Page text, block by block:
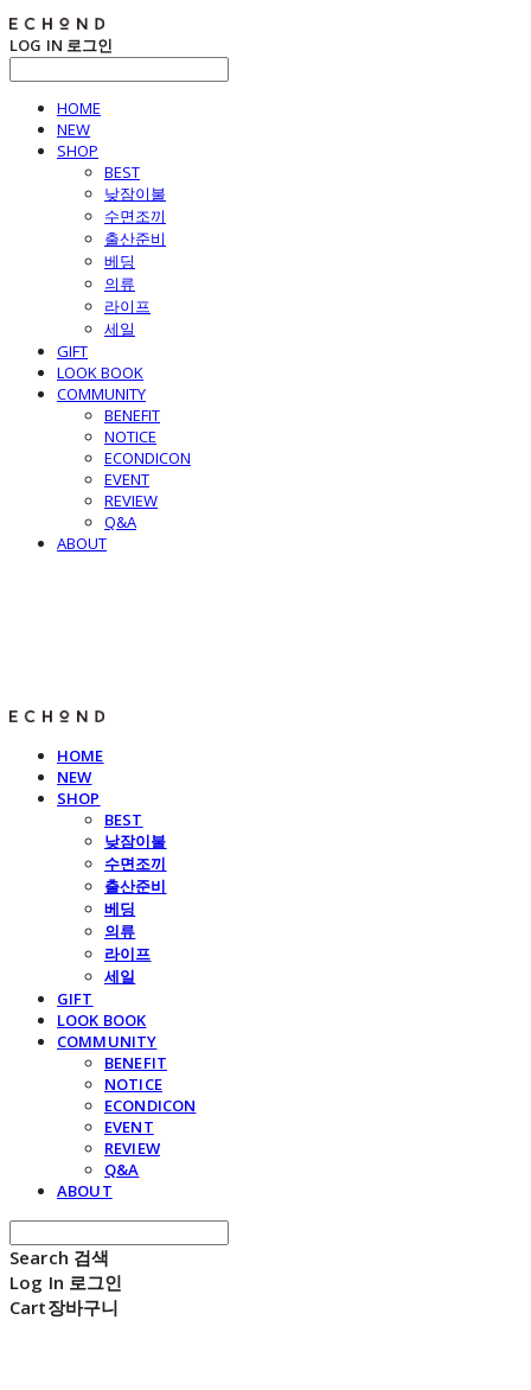
LOG IN 로그인
HOME
NEW
SHOP
BEST
낮잠이불
수면조끼
출산준비
베딩
의류
라이프
세일
GIFT
LOOK BOOK
COMMUNITY
BENEFIT
NOTICE
ECONDICON
EVENT
REVIEW
Q&A
ABOUT
HOME
NEW
SHOP
BEST
낮잠이불
수면조끼
출산준비
베딩
의류
라이프
세일
GIFT
LOOK BOOK
COMMUNITY
BENEFIT
NOTICE
ECONDICON
EVENT
REVIEW
Q&A
ABOUT
Search 검색
Log In 로그인
Cart장바구니